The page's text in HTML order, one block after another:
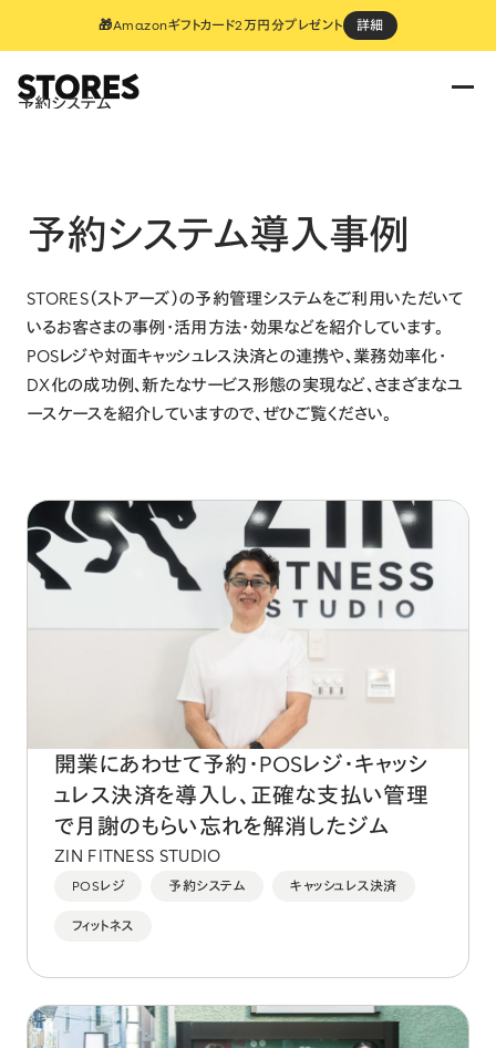
🎁Amazonギフトカード2万円分プレゼント 詳細
予約システム
予約システム導入事例
STORES（ストアーズ）の予約管理システムをご利用いただいて
いるお客さまの事例・活用方法・効果などを紹介しています。
POSレジや対面キャッシュレス決済との連携や、業務効率化・
DX化の成功例、新たなサービス形態の実現など、さまざまなユ
ースケースを紹介していますので、ぜひご覧ください。
開業にあわせて予約・POSレジ・キャッシ
ュレス決済を導入し、正確な支払い管理
で月謝のもらい忘れを解消したジム
ZIN FITNESS STUDIO
POSレジ 予約システム キャッシュレス決済
フィットネス